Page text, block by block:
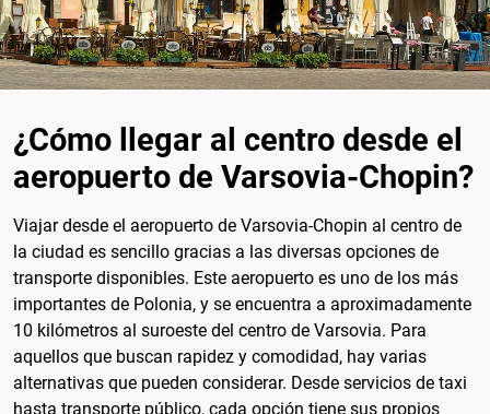
¿Cómo llegar al centro desde el
aeropuerto de Varsovia-Chopin?
Viajar desde el aeropuerto de Varsovia-Chopin al centro de
la ciudad es sencillo gracias a las diversas opciones de
transporte disponibles. Este aeropuerto es uno de los más
importantes de Polonia, y se encuentra a aproximadamente
10 kilómetros al suroeste del centro de Varsovia. Para
aquellos que buscan rapidez y comodidad, hay varias
alternativas que pueden considerar. Desde servicios de taxi
hasta transporte público, cada opción tiene sus propios